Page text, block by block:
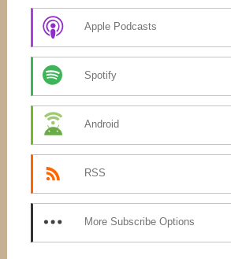
Apple Podcasts
Spotify
Android
RSS
More Subscribe Options